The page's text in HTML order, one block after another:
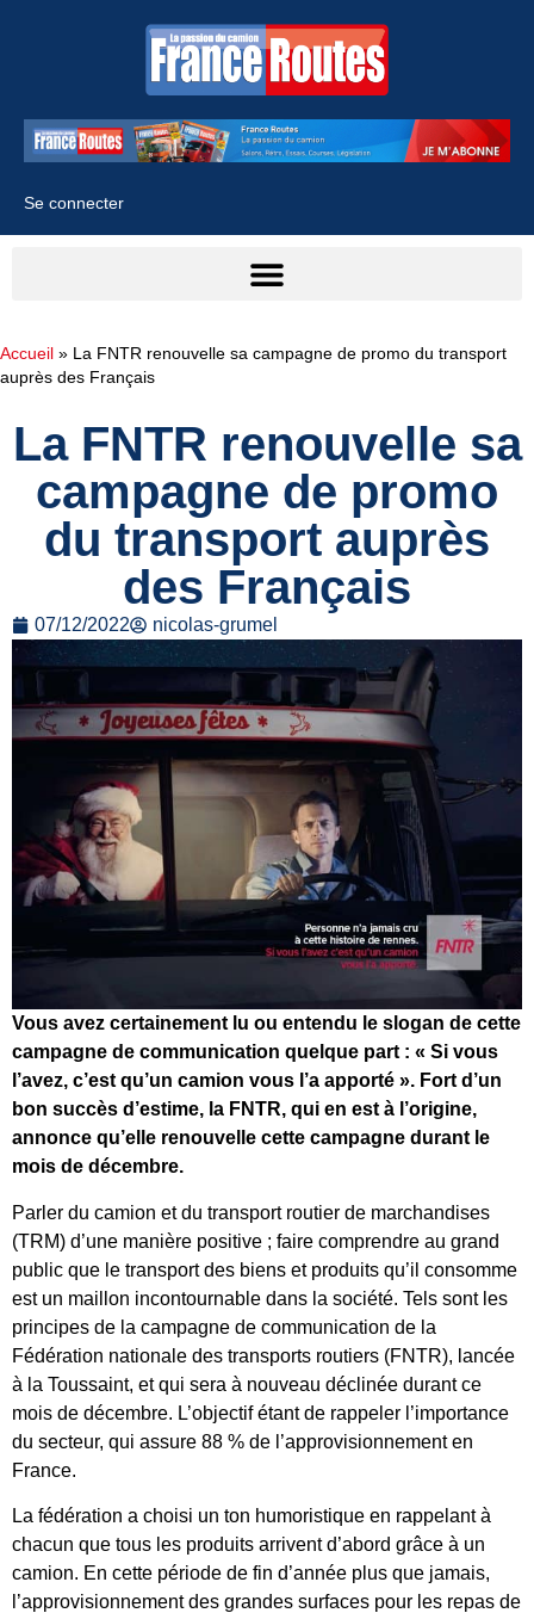
Se connecter
Accueil » La FNTR renouvelle sa campagne de promo du transport
auprès des Français
La FNTR renouvelle sa
campagne de promo
du transport auprès
des Français
07/12/2022 nicolas-grumel
Vous avez certainement lu ou entendu le slogan de cette
campagne de communication quelque part : « Si vous
l’avez, c’est qu’un camion vous l’a apporté ». Fort d’un
bon succès d’estime, la FNTR, qui en est à l’origine,
annonce qu’elle renouvelle cette campagne durant le
mois de décembre.
Parler du camion et du transport routier de marchandises
(TRM) d’une manière positive ; faire comprendre au grand
public que le transport des biens et produits qu’il consomme
est un maillon incontournable dans la société. Tels sont les
principes de la campagne de communication de la
Fédération nationale des transports routiers (FNTR), lancée
à la Toussaint, et qui sera à nouveau déclinée durant ce
mois de décembre. L’objectif étant de rappeler l’importance
du secteur, qui assure 88 % de l’approvisionnement en
France.
La fédération a choisi un ton humoristique en rappelant à
chacun que tous les produits arrivent d’abord grâce à un
camion. En cette période de fin d’année plus que jamais,
l’approvisionnement des grandes surfaces pour les repas de